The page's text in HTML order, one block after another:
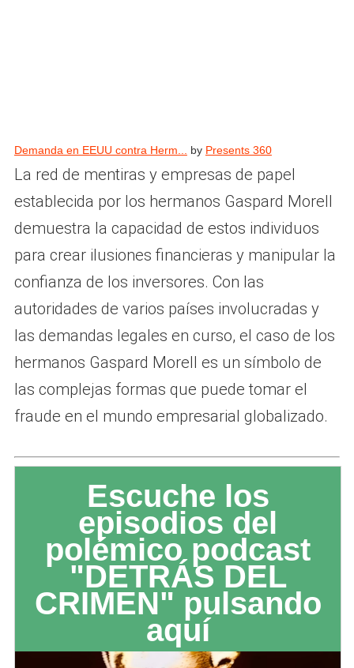
Demanda en EEUU contra Herm... by Presents 360
La red de mentiras y empresas de papel
establecida por los hermanos Gaspard Morell
demuestra la capacidad de estos individuos
para crear ilusiones financieras y manipular la
confianza de los inversores. Con las
autoridades de varios países involucradas y
las demandas legales en curso, el caso de los
hermanos Gaspard Morell es un símbolo de
las complejas formas que puede tomar el
fraude en el mundo empresarial globalizado.
Escuche los
episodios del
polémico podcast
"DETRÁS DEL
CRIMEN" pulsando
aquí